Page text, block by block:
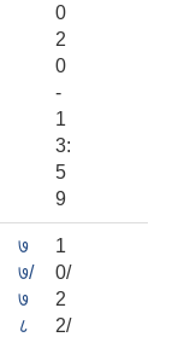
0
2
0
-
1
3:
5
9
७
७/
७
८
1
0/
2
2/